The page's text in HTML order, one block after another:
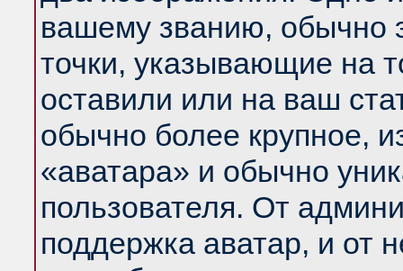
вашему званию, обычно
точки, указывающие на
оставили или на ваш
обычно более крупное,
«аватара» и обычно
пользователя. От
поддержка аватар, и от